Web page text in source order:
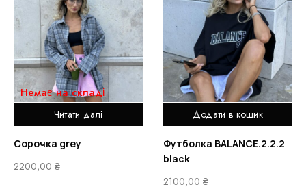
Читати далі
Немає на складі
Сорочка grey
2200,00 ₴
Додати в кошик
Футболка BALANCE.2.2.2
black
2100,00 ₴